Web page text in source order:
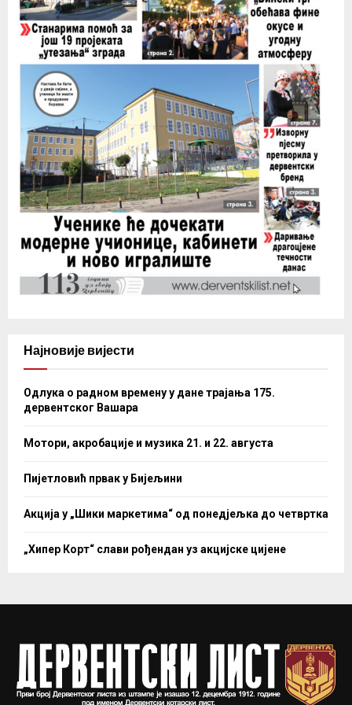
Најновије вијести
Одлука о радном времену у дане трајања 175.
дервентског Вашара
Мотори, акробације и музика 21. и 22. августа
Пијетловић првак у Бијељини
Акција у „Шики маркетима“ од понедјељка до четвртка
„Хипер Корт“ слави рођендан уз акцијске цијене